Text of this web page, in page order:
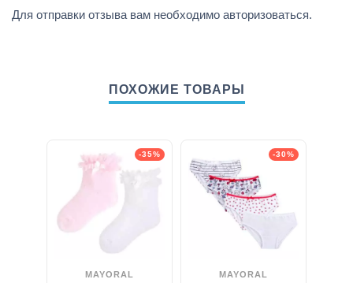
Для отправки отзыва вам необходимо авторизоваться.
ПОХОЖИЕ ТОВАРЫ
-35%
MAYORAL
-30%
MAYORAL